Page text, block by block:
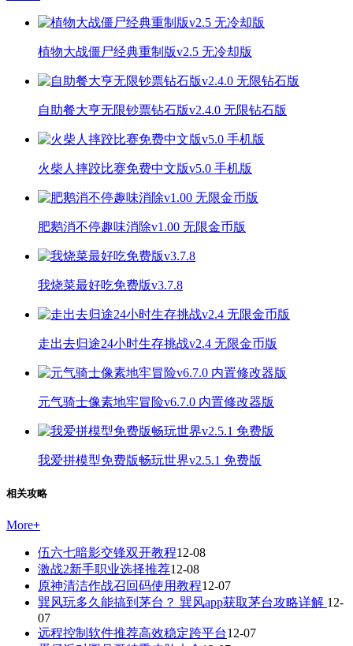
植物大战僵尸经典重制版v2.5 无冷却版
自助餐大亨无限钞票钻石版v2.4.0 无限钻石版
火柴人摔跤比赛免费中文版v5.0 手机版
肥鹅消不停趣味消除v1.00 无限金币版
我烧菜最好吃免费版v3.7.8
走出去归途24小时生存挑战v2.4 无限金币版
元气骑士像素地牢冒险v6.7.0 内置修改器版
我爱拼模型免费版畅玩世界v2.5.1 免费版
相关攻略
More+
伍六七暗影交锋双开教程12-08
激战2新手职业选择推荐12-08
原神清洁作战召回码使用教程12-07
巽风玩多久能搞到茅台？ 巽风app获取茅台攻略详解 12-
07
远程控制软件推荐高效稳定跨平台12-07